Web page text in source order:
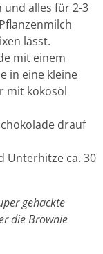
und alles für 2-3
lässt.
mit einem
in eine kleine
mit kokosöl
drauf
Unterhitze ca. 30
gehackte
die Brownie